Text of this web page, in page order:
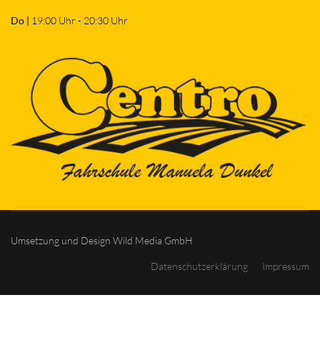
Do | 19:00 Uhr - 20:30 Uhr
Umsetzung und Design Wild Media GmbH
Datenschutzerklärung Impressum